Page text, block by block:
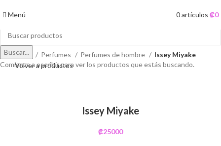
Menú 0artículos ₡0
Inicio Perfumes Perfumes de hombre
Issey Miyake
Volver a productos
Issey Miyake
₡25000
Buscar...
Comienza a escribir para ver los productos que estás buscando.